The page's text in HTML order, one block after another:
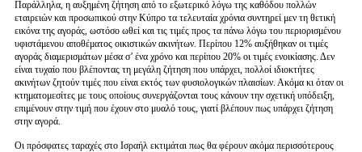
Παράλληλα, η αυξημένη ζήτηση από το εξωτερικό λόγω της καθόδου πολλών
εταιρειών και προσωπικού στην Κύπρο τα τελευταία χρόνια συντηρεί μεν τη θετική
εικόνα της αγοράς, ωστόσο ωθεί και τις τιμές προς τα πάνω λόγω του περιορισμένου
υφιστάμενου αποθέματος οικιστικών ακινήτων. Περίπου 12% αυξήθηκαν οι τιμές
αγοράς διαμερισμάτων μέσα σ’ ένα χρόνο και περίπου 20% οι τιμές ενοικίασης. Δεν
είναι τυχαίο που βλέποντας τη μεγάλη ζήτηση που υπάρχει, πολλοί ιδιοκτήτες
ακινήτων ζητούν τιμές που είναι εκτός των φυσιολογικών πλαισίων. Ακόμα κι όταν οι
κτηματομεσίτες με τους οποίους συνεργάζονται τους κάνουν την σχετική υπόδειξη,
επιμένουν στην τιμή που έχουν στο μυαλό τους, γιατί βλέπουν πως υπάρχει ζήτηση
στην αγορά.
Οι πρόσφατες ταραχές στο Ισραήλ εκτιμάται πως θα φέρουν ακόμα περισσότερους